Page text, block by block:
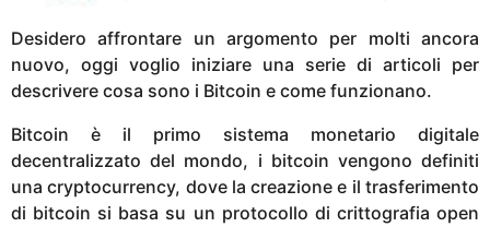
Desidero affrontare un argomento per molti ancora
nuovo, oggi voglio iniziare una serie di articoli per
descrivere cosa sono i Bitcoin e come funzionano.
Bitcoin è il primo sistema monetario digitale
decentralizzato del mondo, i bitcoin vengono definiti
una cryptocurrency, dove la creazione e il trasferimento
di bitcoin si basa su un protocollo di crittografia open